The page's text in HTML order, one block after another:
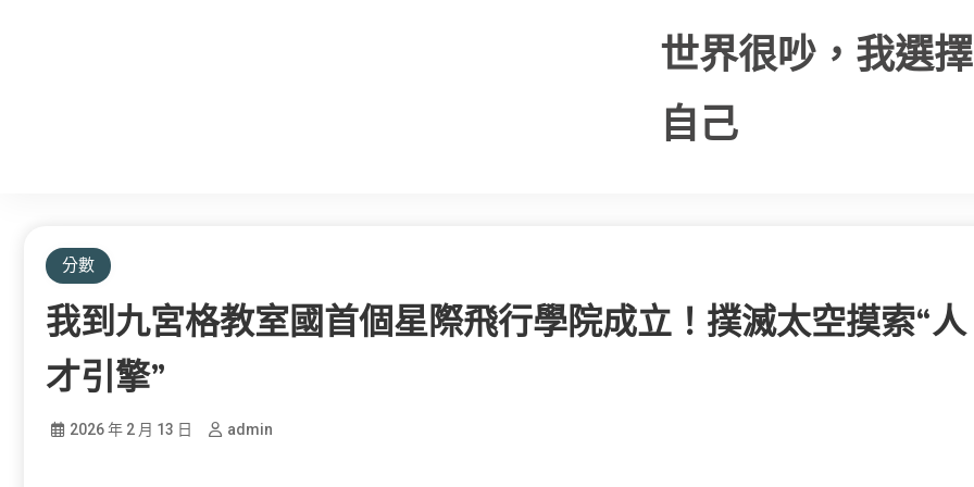
世界很吵，我選
自己
分數
我到九宮格教室國首個星際飛行學院成立！撲滅太空摸索“人
才引擎”
2026 年 2 月 13 日 admin